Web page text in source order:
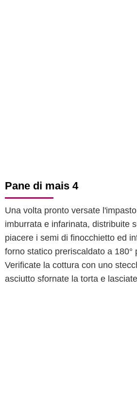
Pane di mais 4
Una volta pronto versate
imburrata e infarinata, distribuite
piacere i semi di finocchietto ed
forno statico preriscaldato a 180°
Verificate la cottura con uno
asciutto sfornate la torta e